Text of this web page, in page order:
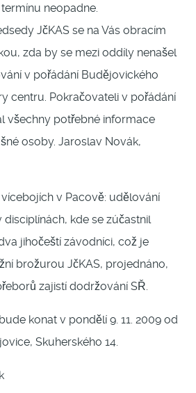
neopadne.
JčKAS se na Vás obracím
zda by se mezi oddíly nenašel
v pořádání Budějovického
centru. Pokračovateli v pořádání
všechny potřebné informace
osoby. Jaroslav Novák,
v Pacově: udělování
kde se zúčastnil
jihočeští závodníci, což je
brožurou JčKAS, projednáno,
zajistí dodržování SŘ.
konat v pondělí 9. 11. 2009 od
Skuherského 14.